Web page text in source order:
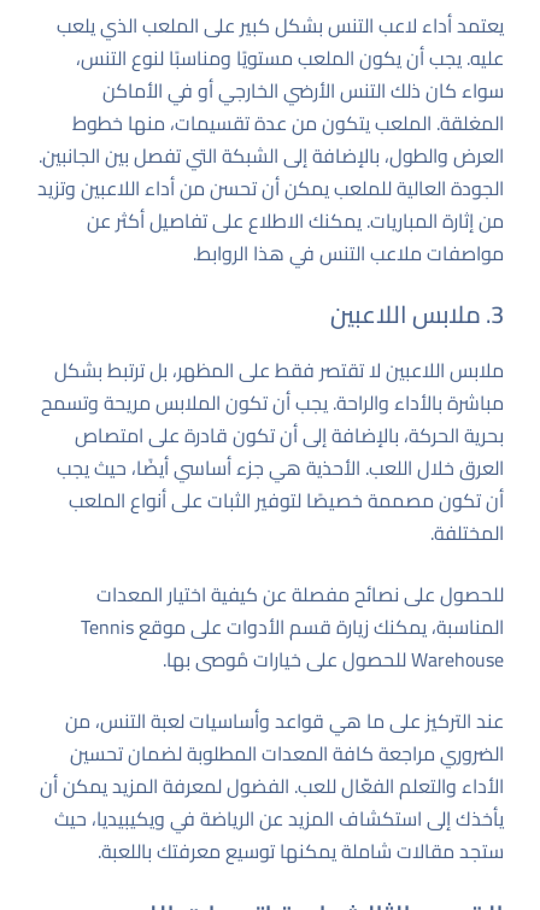
يعتمد أداء لاعب التنس بشكل كبير على الملعب الذي يلعب
عليه. يجب أن يكون الملعب مستويًا ومناسبًا لنوع التنس،
سواء كان ذلك التنس الأرضي الخارجي أو في الأماكن
المغلقة. الملعب يتكون من عدة تقسيمات، منها خطوط
العرض والطول، بالإضافة إلى الشبكة التي تفصل بين الجانبين.
الجودة العالية للملعب يمكن أن تحسن من أداء اللاعبين وتزيد
من إثارة المباريات.يمكنك الاطلاع على تفاصيل أكثر عن
مواصفات ملاعب التنس في هذا الروابط.
3. ملابس اللاعبين
ملابس اللاعبين لا تقتصر فقط على المظهر، بل ترتبط بشكل
مباشرة بالأداء والراحة. يجب أن تكون الملابس مريحة وتسمح
بحرية الحركة، بالإضافة إلى أن تكون قادرة على امتصاص
العرق خلال اللعب. الأحذية هي جزء أساسي أيضًا، حيث يجب
أن تكون مصممة خصيصًا لتوفير الثبات على أنواع الملعب
المختلفة.
للحصول على نصائح مفصلة عن كيفية اختيار المعدات
المناسبة، يمكنك زيارة
قسم الأدوات على موقع Tennis
Warehouseللحصول على خيارات مُوصى بها.
عند التركيز على ما هي قواعد وأساسيات لعبة التنس، من
الضروري مراجعة كافة المعدات المطلوبة لضمان تحسين
الأداء والتعلم الفعّال للعب. الفضول لمعرفة المزيد يمكن أن
يأخذك إلى استكشاف المزيد عن الرياضة في ويكيبيديا، حيث
ستجد مقالات شاملة يمكنها توسيع معرفتك باللعبة.